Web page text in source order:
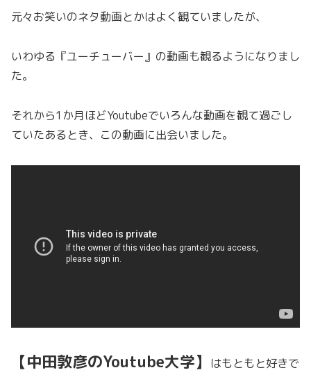
元々お笑いのネタ動画とかはよく観ていましたが、
いわゆる『ユーチューバー』の動画も観るようになりまし
た。
それから1か月ほどYoutubeでいろんな動画を観て過ごし
ていたあるとき、この動画に出会いました。
【中田敦彦のYoutube大学】
はもともと好きで